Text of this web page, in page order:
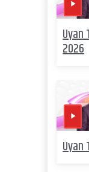
Uyan
2026
Uyan